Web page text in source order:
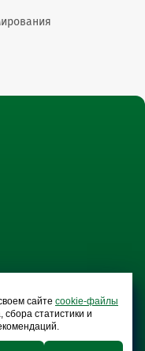
сайте cookie-файлы
статистики и